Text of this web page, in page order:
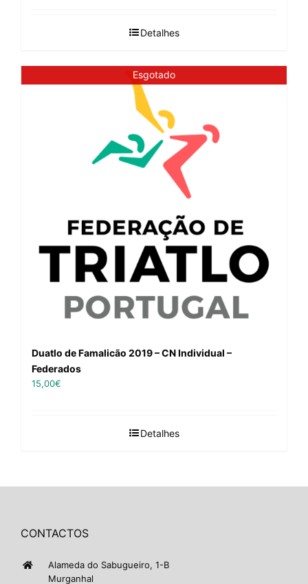
Detalhes
Esgotado
Duatlo de Famalicão 2019 – CN Individual –
Federados
15,00€
Detalhes
CONTACTOS
Alameda do Sabugueiro, 1-B
Murganhal